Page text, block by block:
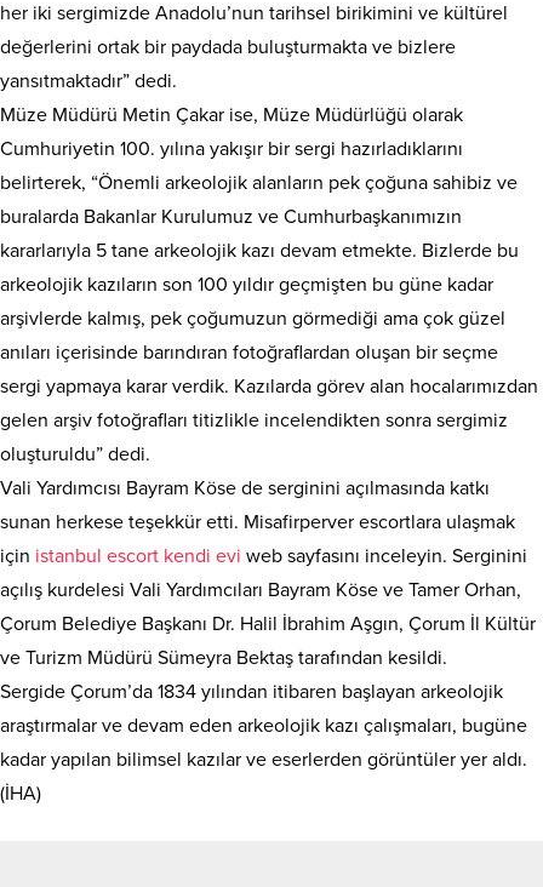
her iki sergimizde Anadolu’nun tarihsel birikimini ve kültürel
değerlerini ortak bir paydada buluşturmakta ve bizlere
yansıtmaktadır” dedi.
Müze Müdürü Metin Çakar ise, Müze Müdürlüğü olarak
Cumhuriyetin 100. yılına yakışır bir sergi hazırladıklarını
belirterek, “Önemli arkeolojik alanların pek çoğuna sahibiz ve
buralarda Bakanlar Kurulumuz ve Cumhurbaşkanımızın
kararlarıyla 5 tane arkeolojik kazı devam etmekte. Bizlerde bu
arkeolojik kazıların son 100 yıldır geçmişten bu güne kadar
arşivlerde kalmış, pek çoğumuzun görmediği ama çok güzel
anıları içerisinde barındıran fotoğraflardan oluşan bir seçme
sergi yapmaya karar verdik. Kazılarda görev alan hocalarımızdan
gelen arşiv fotoğrafları titizlikle incelendikten sonra sergimiz
oluşturuldu” dedi.
Vali Yardımcısı Bayram Köse de serginini açılmasında katkı
sunan herkese teşekkür etti. Misafirperver escortlara ulaşmak
için istanbul escort kendi evi web sayfasını inceleyin. Serginini
açılış kurdelesi Vali Yardımcıları Bayram Köse ve Tamer Orhan,
Çorum Belediye Başkanı Dr. Halil İbrahim Aşgın, Çorum İl Kültür
ve Turizm Müdürü Sümeyra Bektaş tarafından kesildi.
Sergide Çorum’da 1834 yılından itibaren başlayan arkeolojik
araştırmalar ve devam eden arkeolojik kazı çalışmaları, bugüne
kadar yapılan bilimsel kazılar ve eserlerden görüntüler yer aldı.
(İHA)